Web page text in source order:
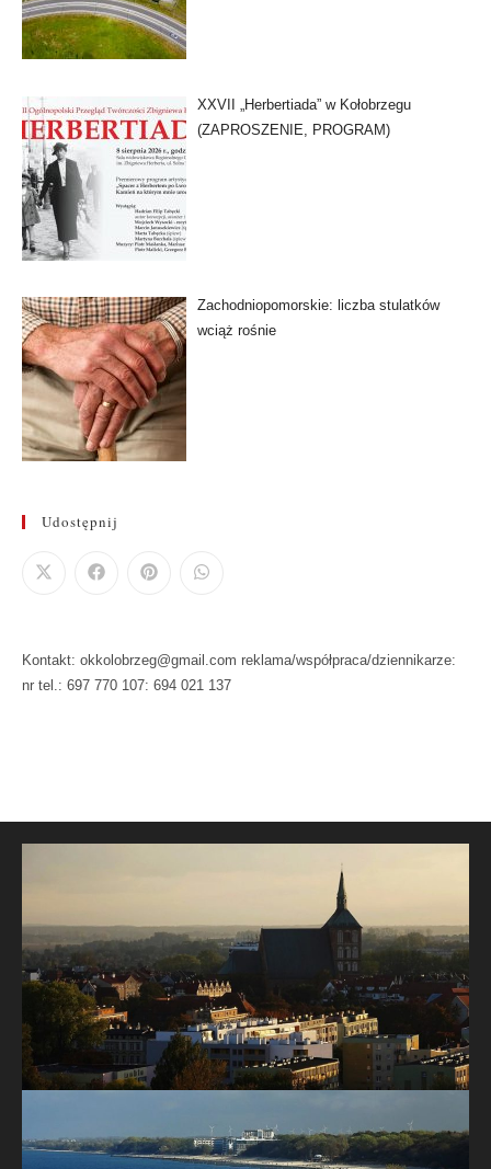
XXVII „Herbertiada” w Kołobrzegu
(ZAPROSZENIE, PROGRAM)
Zachodniopomorskie: liczba stulatków
wciąż rośnie
Udostępnij
Kontakt: okkolobrzeg@gmail.com reklama/współpraca/dziennikarze:
nr tel.: 697 770 107: 694 021 137